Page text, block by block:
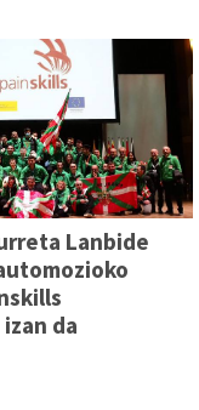
Lanbide
da